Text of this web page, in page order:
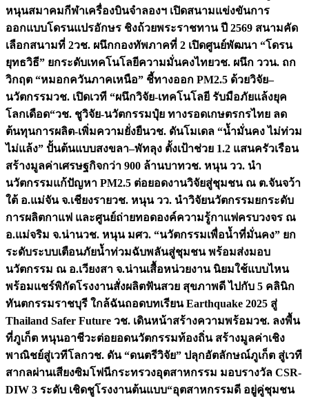
หนุนสมาคมกีฬาเครื่องบินจำลองฯ เปิดสนามแข่งขันการ
ออกแบบโดรนแปรอักษร ชิงถ้วยพระราชทาน ปี 2569 สนามคัด
เลือกสนามที่ 2วช. ผนึกกองทัพภาคที่ 2 เปิดศูนย์พัฒนา “โดรน
ยุทธวิธี” ยกระดับเทคโนโลยีความมั่นคงไทยวช. ผนึก ววน. ถก
วิกฤต “หมอกควันภาคเหนือ” ชี้ทางออก PM2.5 ด้วยวิจัย–
นวัตกรรมวช. เปิดเวที “ผนึกวิจัย-เทคโนโลยี รับมือภัยแล้งยุค
โลกเดือด“วช. ชูวิจัย-นวัตกรรมปุ๋ย ทางรอดเกษตรกรไทย ลด
ต้นทุนการผลิต-เพิ่มความยั่งยืนวช. ดันโมเดล “น้ำมั่นคง ไม่ท่วม
ไม่แล้ง” ปั้นต้นแบบสงขลา–พัทลุง ตั้งเป้าช่วย 1.2 แสนครัวเรือน
สร้างมูลค่าเศรษฐกิจกว่า 900 ล้านบาทวช. หนุน วว. นำ
นวัตกรรมแก้ปัญหา PM2.5 ต่อยอดงานวิจัยสู่ชุมชน ณ ต.จันจว้า
ใต้ อ.แม่จัน จ.เชียงรายวช. หนุน วว. นำวิจัยนวัตกรรมยกระดับ
การผลิตกาแฟ และศูนย์ถ่ายทอดองค์ความรู้กาแฟครบวงจร ณ
อ.แม่จริม จ.น่านวช. หนุน มศว. “นวัตกรรมเพื่อน้ำที่มั่นคง” ยก
ระดับระบบเตือนภัยน้ำท่วมฉับพลันสู่ชุมชน พร้อมส่งมอบ
นวัตกรรม ณ อ.เวียงสา จ.น่านเสื้อหน่วยงาน นิยมใช้แบบไหน
พร้อมแชร์พิกัดโรงงานสั่งผลิตฟันสวย สุขภาพดี ไปกับ 5 คลินิก
ทันตกรรมราชบุรี ใกล้ฉันถอดบทเรียน Earthquake 2025 สู่
Thailand Safer Future วช. เดินหน้าสร้างความพร้อมวช. ลงพื้น
ที่ภูเก็ต หนุนอาชีวะต่อยอดนวัตกรรมท้องถิ่น สร้างมูลค่าเชิง
พาณิชย์สู่เวทีโลกวช. ดัน “ดนตรีวิจัย” ปลุกอัตลักษณ์ภูเก็ต สู่เวที
สากลผ่านเสียงซิมโฟนีกระทรวงอุตสาหกรรม มอบรางวัล CSR-
DIW 3 ระดับ เชิดชูโรงงานต้นแบบ“อุตสาหกรรมดี อยู่คู่ชุมชน